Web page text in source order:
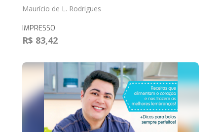
Maurício de L. Rodrigues
IMPRESSO
R$ 83,42